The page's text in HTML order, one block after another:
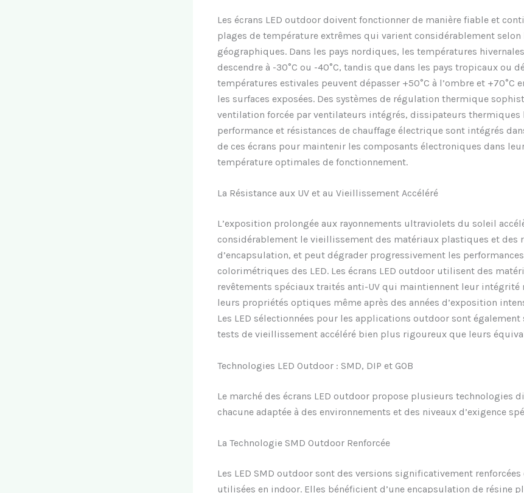
Les écrans LED outdoor doivent fonctionner de manière fiable et
plages de température extrêmes qui varient considérablement selon
géographiques. Dans les pays nordiques, les températures
descendre à -30°C ou -40°C, tandis que dans les pays tropicaux ou
températures estivales peuvent dépasser +50°C à l’ombre et +70°C
les surfaces exposées. Des systèmes de régulation thermique
ventilation forcée par ventilateurs intégrés, dissipateurs thermiques
performance et résistances de chauffage électrique sont intégrés
de ces écrans pour maintenir les composants électroniques dans
température optimales de fonctionnement.
La Résistance aux UV et au Vieillissement Accéléré
L’exposition prolongée aux rayonnements ultraviolets du soleil
considérablement le vieillissement des matériaux plastiques et des
d’encapsulation, et peut dégrader progressivement les
colorimétriques des LED. Les écrans LED outdoor utilisent des
revêtements spéciaux traités anti-UV qui maintiennent leur intégrité
leurs propriétés optiques même après des années d’exposition
Les LED sélectionnées pour les applications outdoor sont également
tests de vieillissement accéléré bien plus rigoureux que leurs
Technologies LED Outdoor : SMD, DIP et GOB
Le marché des écrans LED outdoor propose plusieurs technologies
chacune adaptée à des environnements et des niveaux d’exigence
La Technologie SMD Outdoor Renforcée
Les LED SMD outdoor sont des versions significativement renforcées
utilisées en indoor. Elles bénéficient d’une encapsulation de résine